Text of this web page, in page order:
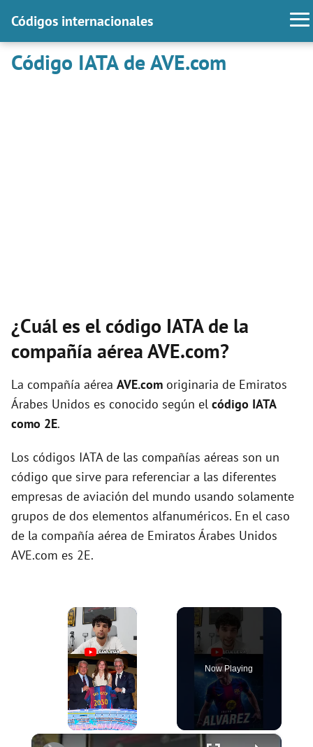
Códigos internacionales
Código IATA de AVE.com
¿Cuál es el código IATA de la
compañía aérea AVE.com?
La compañía aérea AVE.com originaria de Emiratos
Árabes Unidos es conocido según el código IATA
como 2E.
Los códigos IATA de las compañías aéreas son un
código que sirve para referenciar a las diferentes
empresas de aviación del mundo usando solamente
grupos de dos elementos alfanuméricos. En el caso
de la compañía aérea de Emiratos Árabes Unidos
AVE.com es 2E.
×
Now Playing
×